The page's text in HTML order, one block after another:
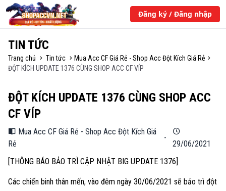
Đăng ký / Đăng nhập
TIN TỨC
Trang chủ Tin tức
Mua Acc CF Giá Rẻ - Shop Acc Đột Kích Giá Rẻ
ĐỘT KÍCH UPDATE 1376 CÙNG SHOP ACC CF VÍP
ĐỘT KÍCH UPDATE 1376 CÙNG SHOP ACC
CF VÍP
Mua Acc CF Giá Rẻ - Shop Acc Đột Kích Giá
Rẻ
-
29/06/2021
[THÔNG BÁO BẢO TRÌ CẬP NHẬT BIG UPDATE 1376]
Các chiến binh thân mến, vào đêm ngày 30/06/2021 sẽ bảo trì đột